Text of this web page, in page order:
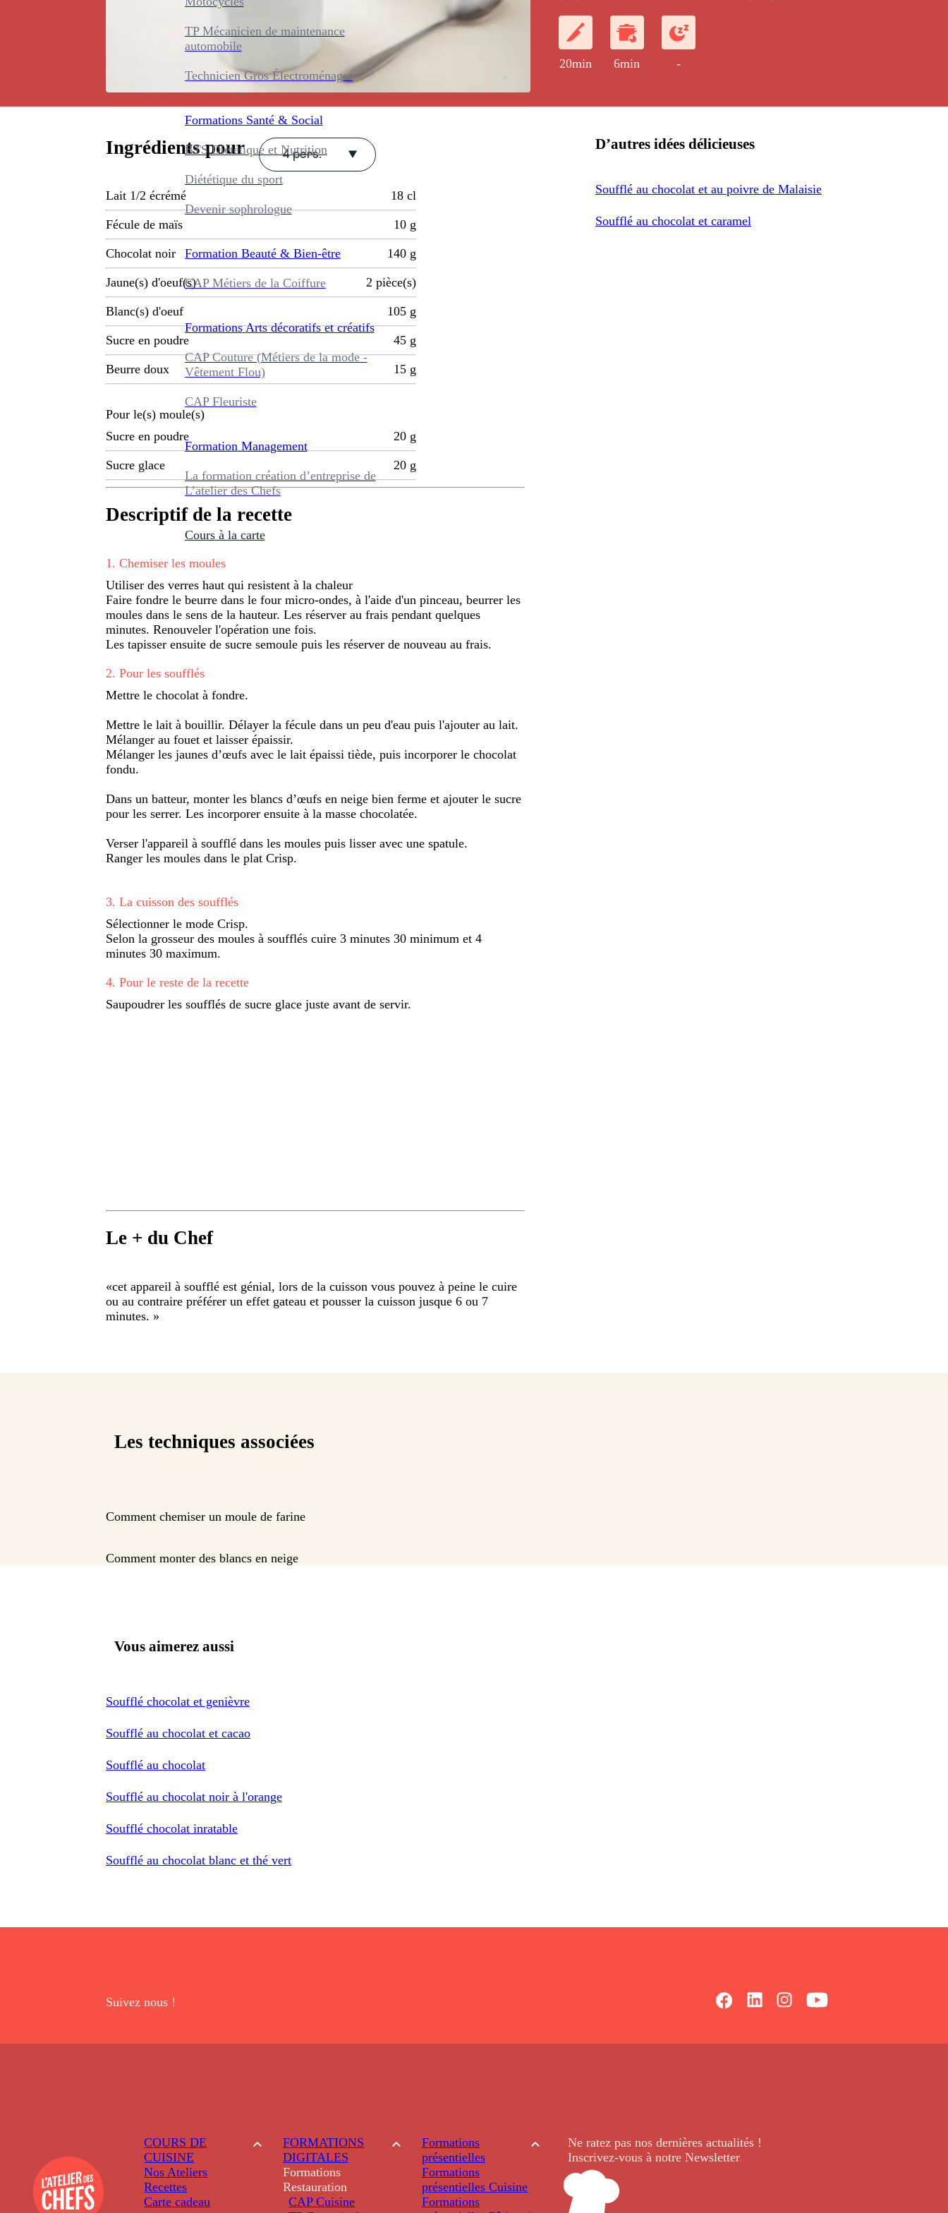
TP Mécanicien de maintenance
automobile
Technicien Gros Électroménager
Formations Santé & Social
BTS Diététique et Nutrition
Diététique du sport
Devenir sophrologue
Formation Beauté & Bien-être
CAP Métiers de la Coiffure
Formations Arts décoratifs et créatifs
CAP Couture (Métiers de la mode -
Vêtement Flou)
CAP Fleuriste
Formation Management
La formation création d’entreprise de
L’atelier des Chefs
Cours à la carte
20min 6min -
Ingrédients pour 4 pers.
Lait 1/2 écrémé 18 cl
Fécule de maïs 10 g
Chocolat noir 140 g
Jaune(s) d'oeuf(s) 2 pièce(s)
Blanc(s) d'oeuf 105 g
Sucre en poudre 45 g
Beurre doux 15 g
Pour le(s) moule(s)
Sucre en poudre
20 g
Sucre glace 20 g
Descriptif de la recette
1 . Chemiser les moules
Utiliser des verres haut qui resistent à la chaleur
Faire fondre le beurre dans le four micro-ondes, à l'aide d'un pinceau, beurrer les
moules dans le sens de la hauteur. Les réserver au frais pendant quelques
minutes. Renouveler l'opération une fois.
Les tapisser ensuite de sucre semoule puis les réserver de nouveau au frais.
2. Pour les soufflés
Mettre le chocolat à fondre.
Mettre le lait à bouillir. Délayer la fécule dans un peu d'eau puis l'ajouter au lait.
Mélanger au fouet et laisser épaissir.
Mélanger les jaunes d’œufs avec le lait épaissi tiède, puis incorporer le chocolat
fondu.
Dans un batteur, monter les blancs d’œufs en neige bien ferme et ajouter le sucre
pour les serrer. Les incorporer ensuite à la masse chocolatée.
Verser l'appareil à soufflé dans les moules puis lisser avec une spatule.
Ranger les moules dans le plat Crisp.
3. La cuisson des soufflés
Sélectionner le mode Crisp.
Selon la grosseur des moules à soufflés cuire 3 minutes 30 minimum et 4
minutes 30 maximum.
4. Pour le reste de la recette
Saupoudrer les soufflés de sucre glace juste avant de servir.
Le + du Chef
«cet appareil à soufflé est génial, lors de la cuisson vous pouvez à peine le cuire
ou au contraire préférer un effet gateau et pousser la cuisson jusque 6 ou 7
minutes. »
D’autres idées délicieuses
Soufflé au chocolat et au poivre de Malaisie
Soufflé au chocolat et caramel
Les techniques associées
Comment chemiser un moule de farine
Comment monter des blancs en neige
Vous aimerez aussi
Soufflé chocolat et genièvre
Soufflé au chocolat et cacao
Soufflé au chocolat
Soufflé au chocolat noir à l'orange
Soufflé chocolat inratable
Soufflé au chocolat blanc et thé vert
Suivez nous !
COURS DE
CUISINE
Nos Ateliers
Recettes
Carte cadeau
FORMATIONS
DIGITALES
Formations
Restauration
CAP Cuisine
Formations
présentielles
Formations
présentielles Cuisine
Formations
Ne ratez pas nos dernièresactualités !
Inscrivez-vous à notre Newsletter.